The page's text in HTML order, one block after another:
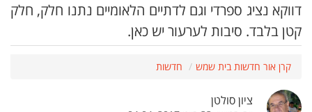
דווקא נציג ספרדי וגם לדתיים הלאומיים נתנו חלק, חלק
קטן בלבד. סיבות לערעור יש כאן.
קרן אור חדשות בית שמש חדשות
ציון סולטן